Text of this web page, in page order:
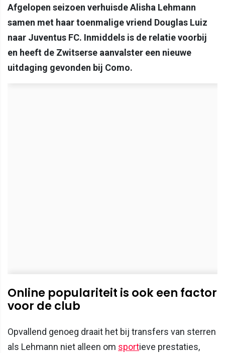
Afgelopen seizoen verhuisde Alisha Lehmann
samen met haar toenmalige vriend Douglas Luiz
naar Juventus FC. Inmiddels is de relatie voorbij
en heeft de Zwitserse aanvalster een nieuwe
uitdaging gevonden bij Como.
Online populariteit is ook een factor
voor de club
Opvallend genoeg draait het bij transfers van sterren
als Lehmann niet alleen om sportieve prestaties,